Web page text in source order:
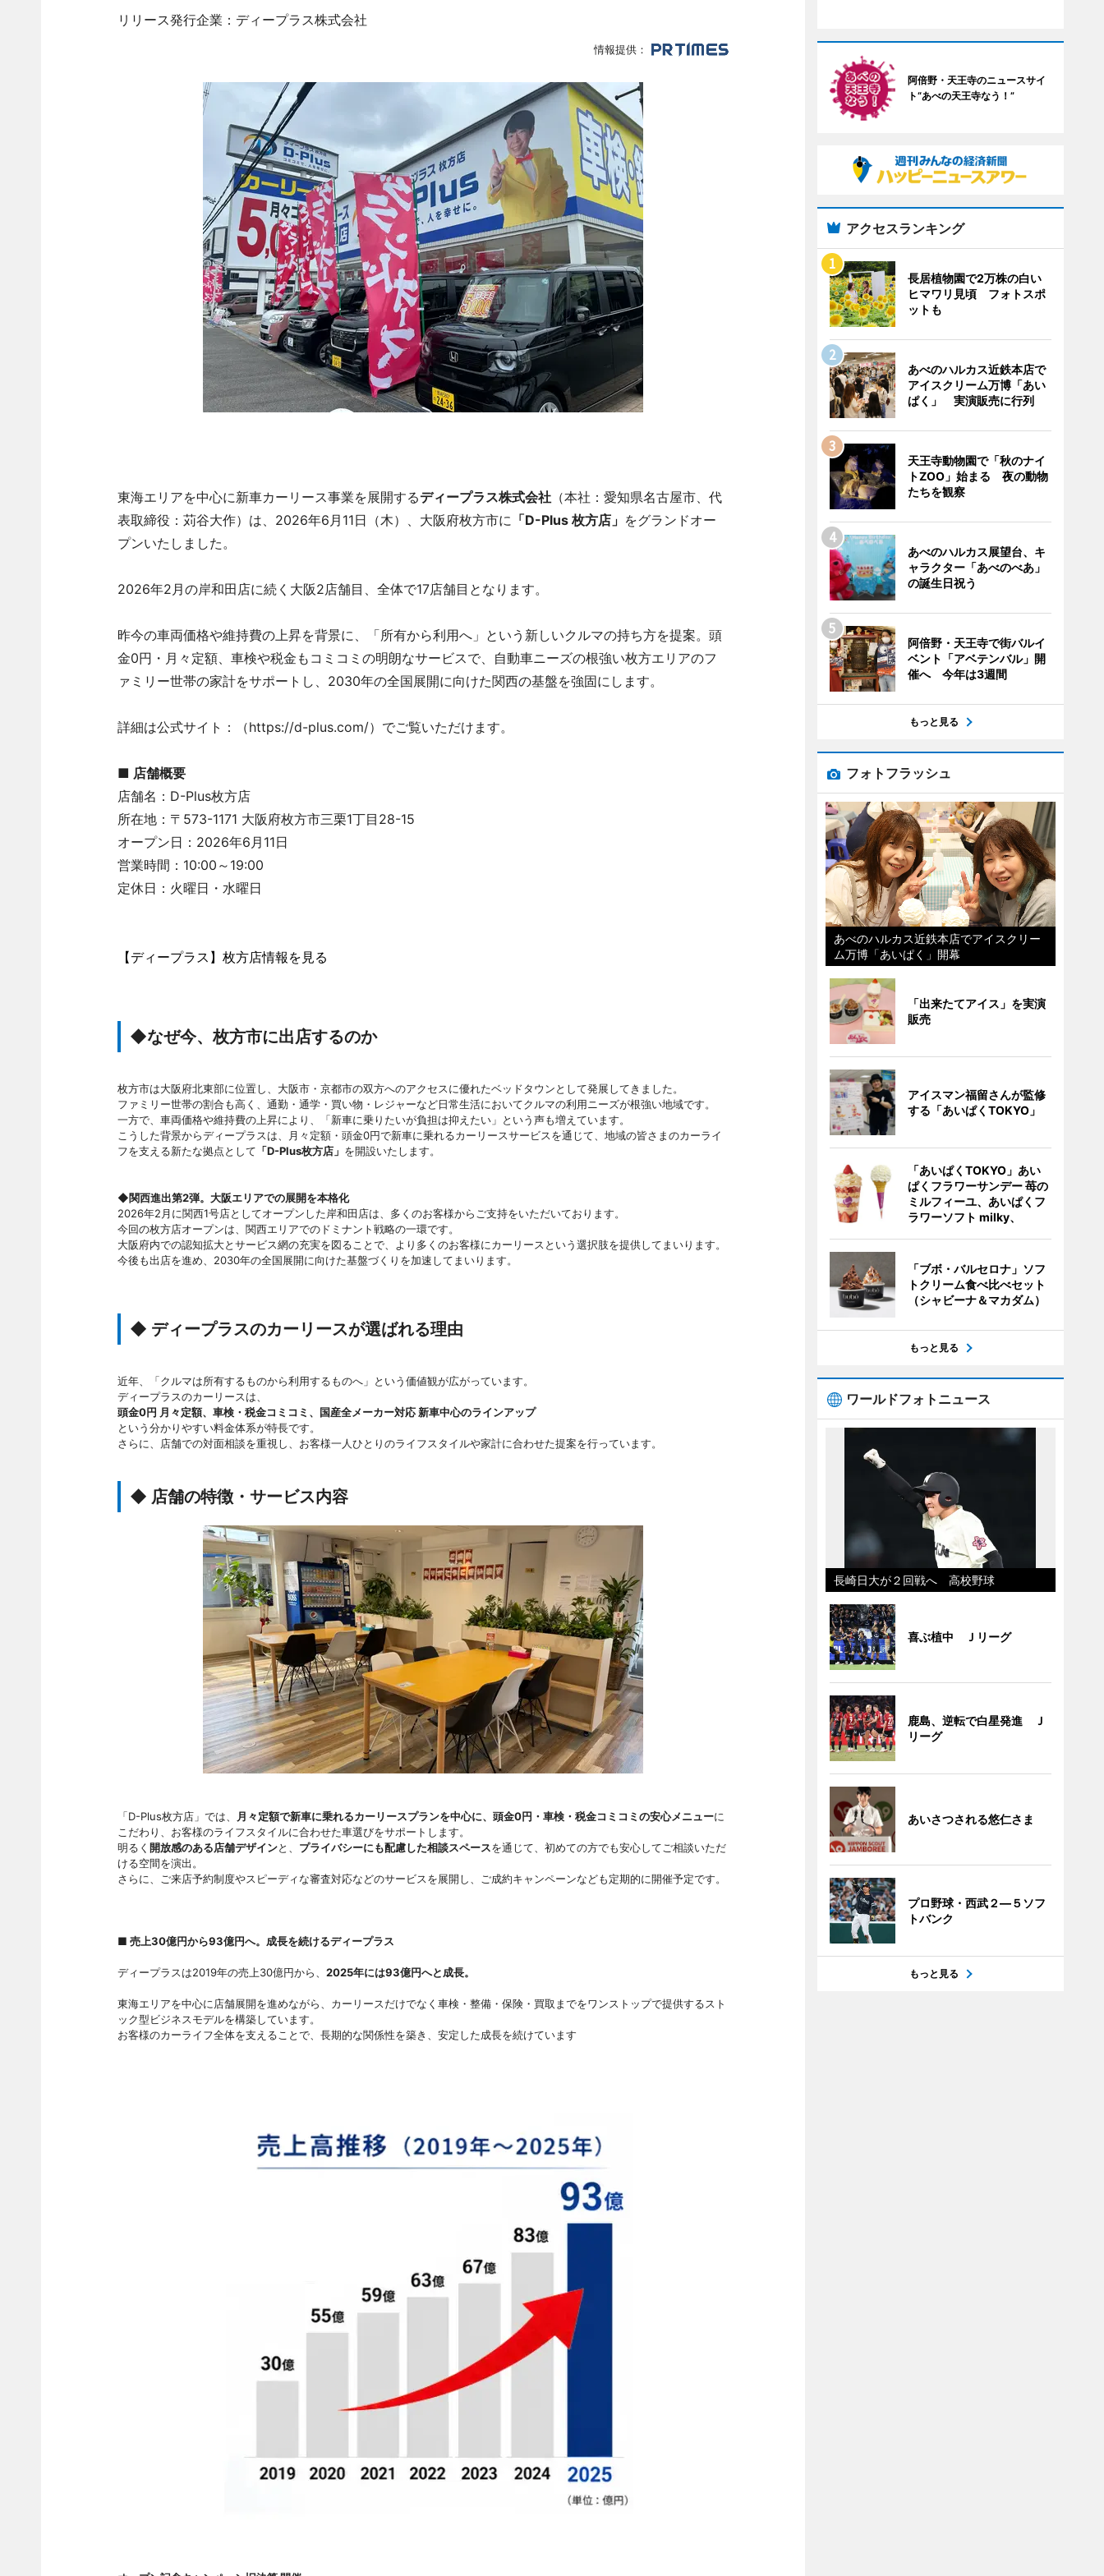
リリース発行企業：ディープラス株式会社
情報提供：
東海エリアを中心に新車カーリース事業を展開するディープラス株式会社（本社：愛知県名古屋市、代
表取締役：苅谷大作）は、2026年6月11日（木）、大阪府枚方市に 「D-Plus 枚方店」 をグランドオー
プンいたしました。
2026年2月の岸和田店に続く大阪2店舗目、全体で17店舗目となります。
昨今の車両価格や維持費の上昇を背景に、「所有から利用へ」という新しいクルマの持ち方を提案。頭
金0円・月々定額、車検や税金もコミコミの明朗なサービスで、自動車ニーズの根強い枚方エリアのフ
ァミリー世帯の家計をサポートし、2030年の全国展開に向けた関西の基盤を強固にします。
詳細は公式サイト：（https://d-plus.com/）でご覧いただけます。
■ 店舗概要
店舗名：D-Plus枚方店
所在地：〒573-1171 大阪府枚方市三栗1丁目28-15
オープン日：2026年6月11日
営業時間：10:00～19:00
定休日：火曜日・水曜日
【ディープラス】枚方店情報を見る
◆なぜ今、枚方市に出店するのか
枚方市は大阪府北東部に位置し、大阪市・京都市の双方へのアクセスに優れたベッドタウンとして発展してきました。
ファミリー世帯の割合も高く、通勤・通学・買い物・レジャーなど日常生活においてクルマの利用ニーズが根強い地域です。
一方で、車両価格や維持費の上昇により、「新車に乗りたいが負担は抑えたい」という声も増えています。
こうした背景からディープラスは、月々定額・頭金0円で新車に乗れるカーリースサービスを通じて、地域の皆さまのカーライ
フを支える新たな拠点として 「D-Plus枚方店」 を開設いたします。
◆関西進出第2弾。大阪エリアでの展開を本格化
2026年2月に関西1号店としてオープンした岸和田店は、多くのお客様からご支持をいただいております。
今回の枚方店オープンは、関西エリアでのドミナント戦略の一環です。
大阪府内での認知拡大とサービス網の充実を図ることで、より多くのお客様にカーリースという選択肢を提供してまいります。
今後も出店を進め、2030年の全国展開に向けた基盤づくりを加速してまいります。
◆ ディープラスのカーリースが選ばれる理由
近年、「クルマは所有するものから利用するものへ」という価値観が広がっています。
ディープラスのカーリースは、
頭金0円 月々定額、車検・税金コミコミ、国産全メーカー対応 新車中心のラインアップ
という分かりやすい料金体系が特長です。
さらに、店舗での対面相談を重視し、お客様一人ひとりのライフスタイルや家計に合わせた提案を行っています。
◆ 店舗の特徴・サービス内容
「D-Plus枚方店」では、 月々定額で新車に乗れるカーリースプランを中心に、頭金0円・車検・税金コミコミの安心メニューに
こだわり、お客様のライフスタイルに合わせた車選びをサポートします。
明るく 開放感のある店舗デザインと、 プライバシーにも配慮した相談スペースを通じて、初めての方でも安心してご相談いただ
ける空間を演出。
さらに、ご来店予約制度やスピーディな審査対応などのサービスを展開し、ご成約キャンペーンなども定期的に開催予定です。
■ 売上30億円から93億円へ。成長を続けるディープラス
ディープラスは2019年の売上30億円から、 2025年には93億円へと成長。
東海エリアを中心に店舗展開を進めながら、カーリースだけでなく車検・整備・保険・買取までをワンストップで提供するスト
ック型ビジネスモデルを構築しています。
お客様のカーライフ全体を支えることで、長期的な関係性を築き、安定した成長を続けています
阿倍野・天王寺のニュースサイ
ト“あべの天王寺なう！”
アクセスランキング
長居植物園で2万株の白い
ヒマワリ見頃 フォトスポ
ットも
あべのハルカス近鉄本店で
アイスクリーム万博「あい
ぱく」 実演販売に行列
天王寺動物園で「秋のナイ
トZOO」始まる 夜の動物
たちを観察
あべのハルカス展望台、キ
ャラクター「あべのべあ」
の誕生日祝う
阿倍野・天王寺で街バルイ
ベント「アベテンバル」開
催へ 今年は3週間
もっと見る
フォトフラッシュ
あべのハルカス近鉄本店でアイスクリー
ム万博「あいぱく」開幕
「出来たてアイス」を実演
販売
アイスマン福留さんが監修
する「あいぱくTOKYO」
「あいぱくTOKYO」あい
ぱくフラワーサンデー 苺の
ミルフィーユ、あいぱくフ
ラワーソフト milky、
「ブボ・バルセロナ」ソフ
トクリーム食べ比べセット
（シャビーナ＆マカダム）
もっと見る
ワールドフォトニュース
長崎日大が２回戦へ 高校野球
喜ぶ植中 Ｊリーグ
鹿島、逆転で白星発進 Ｊ
リーグ
あいさつされる悠仁さま
プロ野球・西武２―５ソフ
トバンク
もっと見る